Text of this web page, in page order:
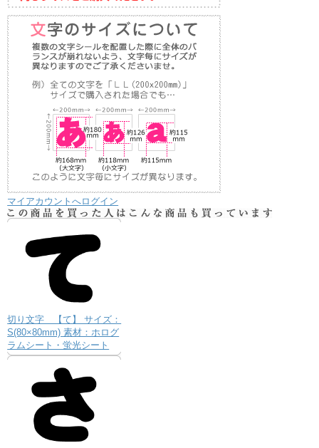
マイアカウントへログイン
切り文字 【て】 サイズ：
S(80×80mm) 素材：ホログ
ラムシート・蛍光シート